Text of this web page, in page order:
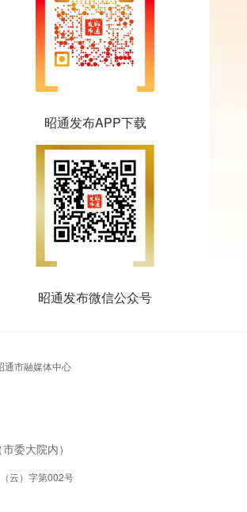
昭通发布APP下载
昭通发布微信公众号
通市融媒体中心
委大院内）
云）字第002号